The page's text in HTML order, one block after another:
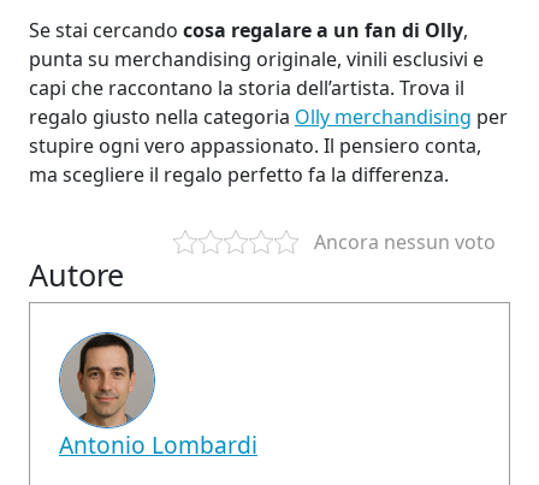
Se stai cercando cosa regalare a un fan di Olly,
punta su merchandising originale, vinili esclusivi e
capi che raccontano la storia dell’artista. Trova il
regalo giusto nella categoria Olly merchandising per
stupire ogni vero appassionato. Il pensiero conta,
ma scegliere il regalo perfetto fa la differenza.
Ancora nessun voto
Autore
Antonio Lombardi